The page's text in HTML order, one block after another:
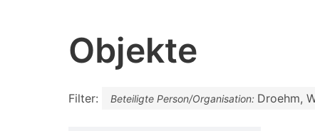
Objekte
Filter: Beteiligte Person/Organisation: Droehm,